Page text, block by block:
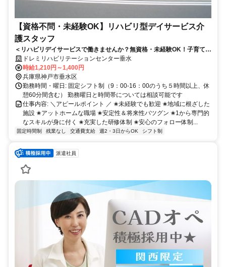
【資格不問・未経験OK】リハビリ型デイサービス介
護スタッフ
＜リハビリデイサービスで働きませんか？無資格・未経験OK！子育て主
婦活躍中！人柄重視採用◎
ドレミリハビリテーションセンター垂水
時給1,210円～1,400円
兵庫県神戸市垂水区
勤務時間・曜日: 固定シフト制（9：00-16：00のうち５時間以上、休
憩60分間含む） 勤務曜日と時間帯については相談可能です
仕事内容: ＼アピールポイント ／ ✬未経験でも歓迎 ✬地域に根ざした
施設 ✬アットホームな職場 ✬安定性＆将来性バツグン ✬1から専門的
なスキルが身に付く ✬充実した研修体制 ✬安心のフォロー体制...
固定時間制 残業なし 交通費支給 週2・3日からOK シフト制
派遣社員